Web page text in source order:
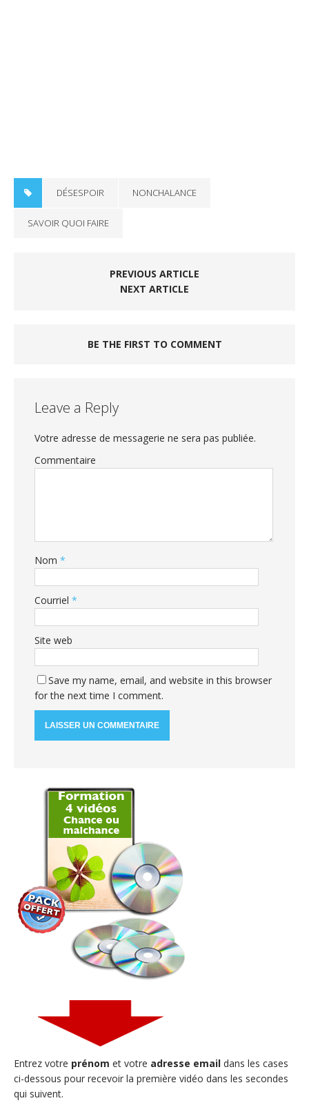
DÉSESPOIR NONCHALANCE
SAVOIR QUOI FAIRE
PREVIOUS ARTICLE
NEXT ARTICLE
BE THE FIRST TO COMMENT
Leave a Reply
Votre adresse de messagerie ne sera pas publiée.
Commentaire
Nom *
Courriel *
Site web
Save my name, email, and website in this browser
for the next time I comment.
Entrez votre prénom et votre adresse email dans les cases
ci-dessous pour recevoir la première vidéo dans les secondes
qui suivent.